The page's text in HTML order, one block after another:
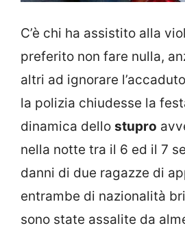
C’è chi ha assistito alla
preferito non fare nulla,
altri ad ignorare
la polizia chiudesse la
dinamica dello stupro
nella notte tra il 6 ed il 7
danni di due ragazze di
entrambe di nazionalità
sono state assalite da